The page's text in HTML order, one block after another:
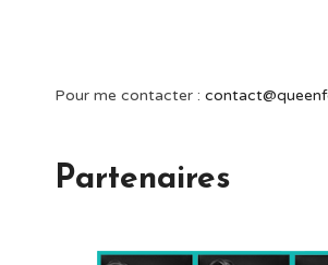
Pour me contacter :
Partenaires